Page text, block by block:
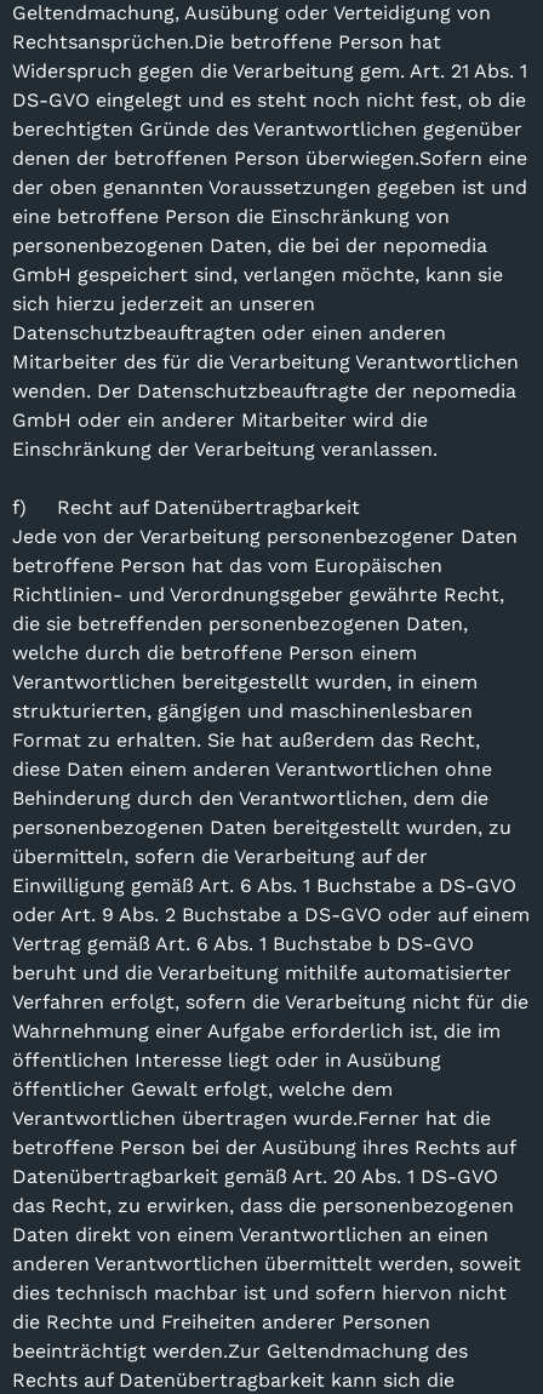
Geltendmachung, Ausübung oder Verteidigung von
Rechtsansprüchen.Die betroffene Person hat
Widerspruch gegen die Verarbeitung gem. Art. 21 Abs. 1
DS-GVO eingelegt und es steht noch nicht fest, ob die
berechtigten Gründe des Verantwortlichen gegenüber
denen der betroffenen Person überwiegen.Sofern eine
der oben genannten Voraussetzungen gegeben ist und
eine betroffene Person die Einschränkung von
personenbezogenen Daten, die bei der nepomedia
GmbH gespeichert sind, verlangen möchte, kann sie
sich hierzu jederzeit an unseren
Datenschutzbeauftragten oder einen anderen
Mitarbeiter des für die Verarbeitung Verantwortlichen
wenden. Der Datenschutzbeauftragte der nepomedia
GmbH oder ein anderer Mitarbeiter wird die
Einschränkung der Verarbeitung veranlassen.
f) Recht auf Datenübertragbarkeit
Jede von der Verarbeitung personenbezogener Daten
betroffene Person hat das vom Europäischen
Richtlinien- und Verordnungsgeber gewährte Recht,
die sie betreffenden personenbezogenen Daten,
welche durch die betroffene Person einem
Verantwortlichen bereitgestellt wurden, in einem
strukturierten, gängigen und maschinenlesbaren
Format zu erhalten. Sie hat außerdem das Recht,
diese Daten einem anderen Verantwortlichen ohne
Behinderung durch den Verantwortlichen, dem die
personenbezogenen Daten bereitgestellt wurden, zu
übermitteln, sofern die Verarbeitung auf der
Einwilligung gemäß Art. 6 Abs. 1 Buchstabe a DS-GVO
oder Art. 9 Abs. 2 Buchstabe a DS-GVO oder auf einem
Vertrag gemäß Art. 6 Abs. 1 Buchstabe b DS-GVO
beruht und die Verarbeitung mithilfe automatisierter
Verfahren erfolgt, sofern die Verarbeitung nicht für die
Wahrnehmung einer Aufgabe erforderlich ist, die im
öffentlichen Interesse liegt oder in Ausübung
öffentlicher Gewalt erfolgt, welche dem
Verantwortlichen übertragen wurde.Ferner hat die
betroffene Person bei der Ausübung ihres Rechts auf
Datenübertragbarkeit gemäß Art. 20 Abs. 1 DS-GVO
das Recht, zu erwirken, dass die personenbezogenen
Daten direkt von einem Verantwortlichen an einen
anderen Verantwortlichen übermittelt werden, soweit
dies technisch machbar ist und sofern hiervon nicht
die Rechte und Freiheiten anderer Personen
beeinträchtigt werden.Zur Geltendmachung des
Rechts auf Datenübertragbarkeit kann sich die